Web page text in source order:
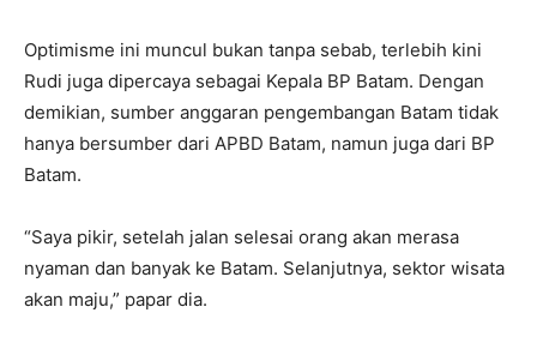
Optimisme ini muncul bukan tanpa sebab, terlebih kini
Rudi juga dipercaya sebagai Kepala BP Batam. Dengan
demikian, sumber anggaran pengembangan Batam tidak
hanya bersumber dari APBD Batam, namun juga dari BP
Batam.
“Saya pikir, setelah jalan selesai orang akan merasa
nyaman dan banyak ke Batam. Selanjutnya, sektor wisata
akan maju,” papar dia.